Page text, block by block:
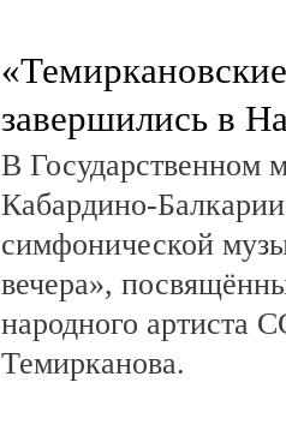
завершились в
В Государственном
Кабардино-
симфонической
вечера»,
народного артиста
Темирканова.